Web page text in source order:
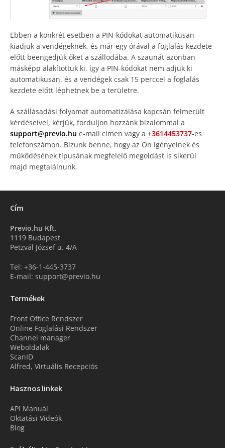
Ebben a konkrét esetben a PIN-kódokat automatikusan
kiadjuk a vendégeknek, és már egy órával a foglalás kezdete
előtt beengedjük őket a szállodába. A szaunát azonban
másképp alakítottuk ki, így a PIN-kódokat nem adjuk ki
automatikusan, és a vendégek csak 15 perccel a foglalás
kezdete előtt léphetnek be a területre.
A szállásadási folyamat automatizálása kapcsán felmerült
kérdéseivel, kérjük, forduljon hozzánk bizalommal a
support@previo.hu e-mail címen vagy a +3614453737-es
telefonszámon. Bízunk benne, hogy az Ön igényeinek és
működésének típusának megfelelő megoldást is sikerül
majd megtalálnunk.
Cím
Previo.hu Kft.
1119 Budapest
Petzvál József u. 4/A
Tel: +36-1-445-3737
E-mail: support@previo.hu
Termékek
Front Office Rendszer
Online Foglalási Rendszer
Channel manager
Weboldalak
ScanID
Alfred, Virtuális Recepciós
Hasznos linkek
API Manuál
Oktatási Videók
Blog